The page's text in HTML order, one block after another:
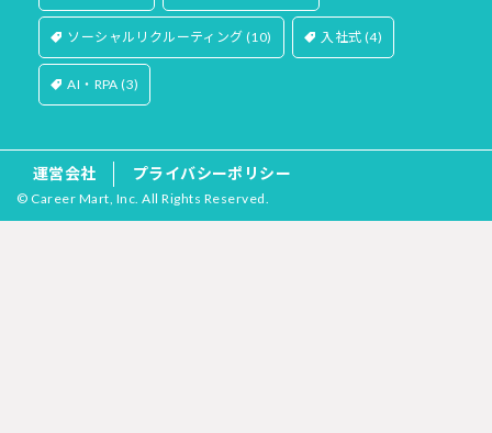
ソーシャルリクルーティング (10) 入社式 (4)
AI・RPA (3)
運営会社 プライバシーポリシー
© Career Mart, Inc. All Rights Reserved.